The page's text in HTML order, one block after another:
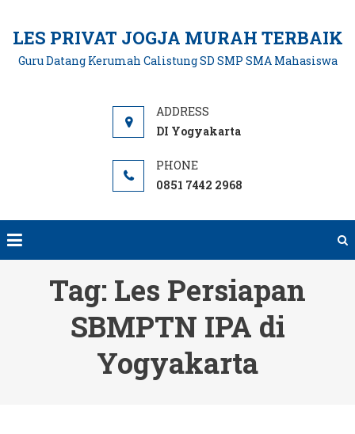
content
LES PRIVAT JOGJA MURAH TERBAIK
Guru Datang Kerumah Calistung SD SMP SMA Mahasiswa
DI Yogyakarta
0851 7442 2968
Tag: Les Persiapan
SBMPTN IPA di
Yogyakarta